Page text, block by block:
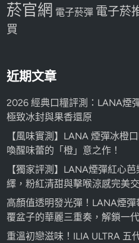
菸官網 電子菸彈 電子菸
買
近期文章
2026 經典口糧評測：LANA煙
極致冰封與果香還原
【風味實測】LANA 煙彈冰橙
喚醒味蕾的「橙」意之作！
【獨家評測】LANA煙彈紅心
繹，粉紅清甜與擊喉涼感完美交
高顏值透明發光彈！LANA煙
覆盆子的華麗三重奏，解鎖一
重溫初戀滋味！ILIA ULTRA 五